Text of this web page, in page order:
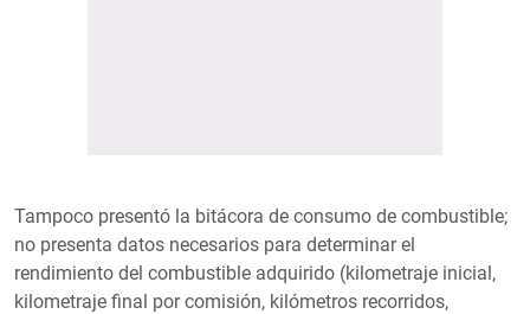
Tampoco presentó la bitácora de consumo de combustible;
no presenta datos necesarios para determinar el
rendimiento del combustible adquirido (kilometraje inicial,
kilometraje final por comisión, kilómetros recorridos,